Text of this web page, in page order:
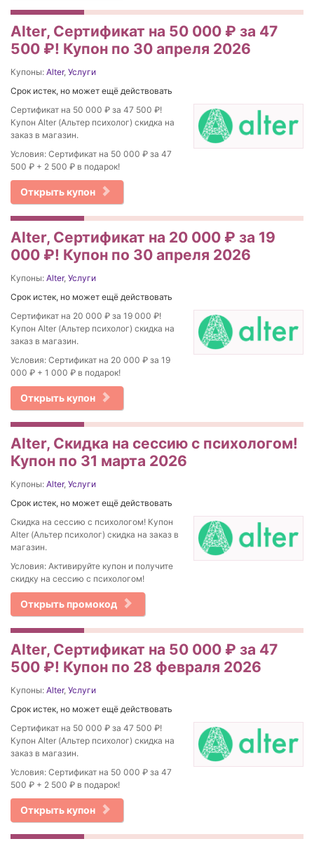
Alter, Сертификат на 50 000 ₽ за 47
500 ₽! Купон по 30 апреля 2026
Купоны: Alter, Услуги
Срок истек, но может ещё действовать
Сертификат на 50 000 ₽ за 47 500 ₽!
Купон Alter (Альтер психолог) скидка на
заказ в магазин.
Условия: Сертификат на 50 000 ₽ за 47
500 ₽ + 2 500 ₽ в подарок!
Открыть купон
Alter, Сертификат на 20 000 ₽ за 19
000 ₽! Купон по 30 апреля 2026
Купоны: Alter, Услуги
Срок истек, но может ещё действовать
Сертификат на 20 000 ₽ за 19 000 ₽!
Купон Alter (Альтер психолог) скидка на
заказ в магазин.
Условия: Сертификат на 20 000 ₽ за 19
000 ₽ + 1 000 ₽ в подарок!
Открыть купон
Alter, Скидка на сессию с психологом!
Купон по 31 марта 2026
Купоны: Alter, Услуги
Срок истек, но может ещё действовать
Скидка на сессию с психологом! Купон
Alter (Альтер психолог) скидка на заказ в
магазин.
Условия: Активируйте купон и получите
скидку на сессию с психологом!
Открыть промокод
Alter, Сертификат на 50 000 ₽ за 47
500 ₽! Купон по 28 февраля 2026
Купоны: Alter, Услуги
Срок истек, но может ещё действовать
Сертификат на 50 000 ₽ за 47 500 ₽!
Купон Alter (Альтер психолог) скидка на
заказ в магазин.
Условия: Сертификат на 50 000 ₽ за 47
500 ₽ + 2 500 ₽ в подарок!
Открыть купон